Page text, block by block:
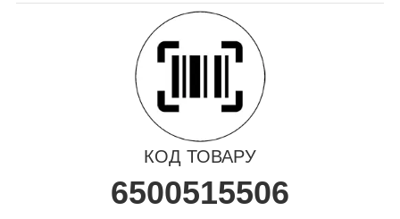
КОД ТОВАРУ
6500515506